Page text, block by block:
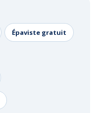
Épaviste gratuit